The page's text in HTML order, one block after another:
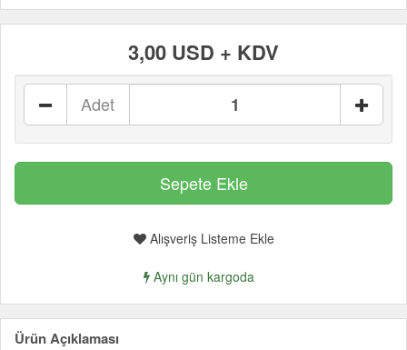
3,00 USD + KDV
Adet
Alışveriş Listeme Ekle
Aynı gün kargoda
Ürün Açıklaması